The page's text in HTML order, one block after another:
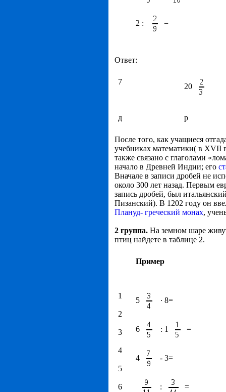
2 : =
Ответ:
7
20
д р
После того, как учащиеся
учебниках математики( в ХVII
также связано с глаголами
начало в Древней Индии; его
Вначале в записи дробей не
около 300 лет назад. Первым
запись дробей, был
Пизанский). В 1202 году он
Плануд- греческий монах,
2 группа. На земном шаре
птиц найдете в таблице 2.
Пример
1
2
3
4
5
6
5 ∙ 8=
6 : 1 =
4 - 3=
: =